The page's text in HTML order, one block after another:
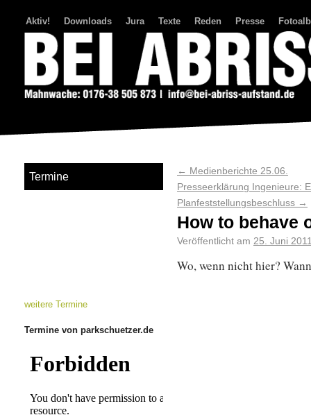
Aktiv! Downloads Jura Texte Reden Presse
← Medienberichte 25.06.
Presseerklärung Ingenieure:
Planfeststellungsbeschluss →
How to behave
Veröffentlicht am 25. Juni
Wo, wenn nicht hier?
Termine
weitere Termine
Termine von parkschuetzer.de